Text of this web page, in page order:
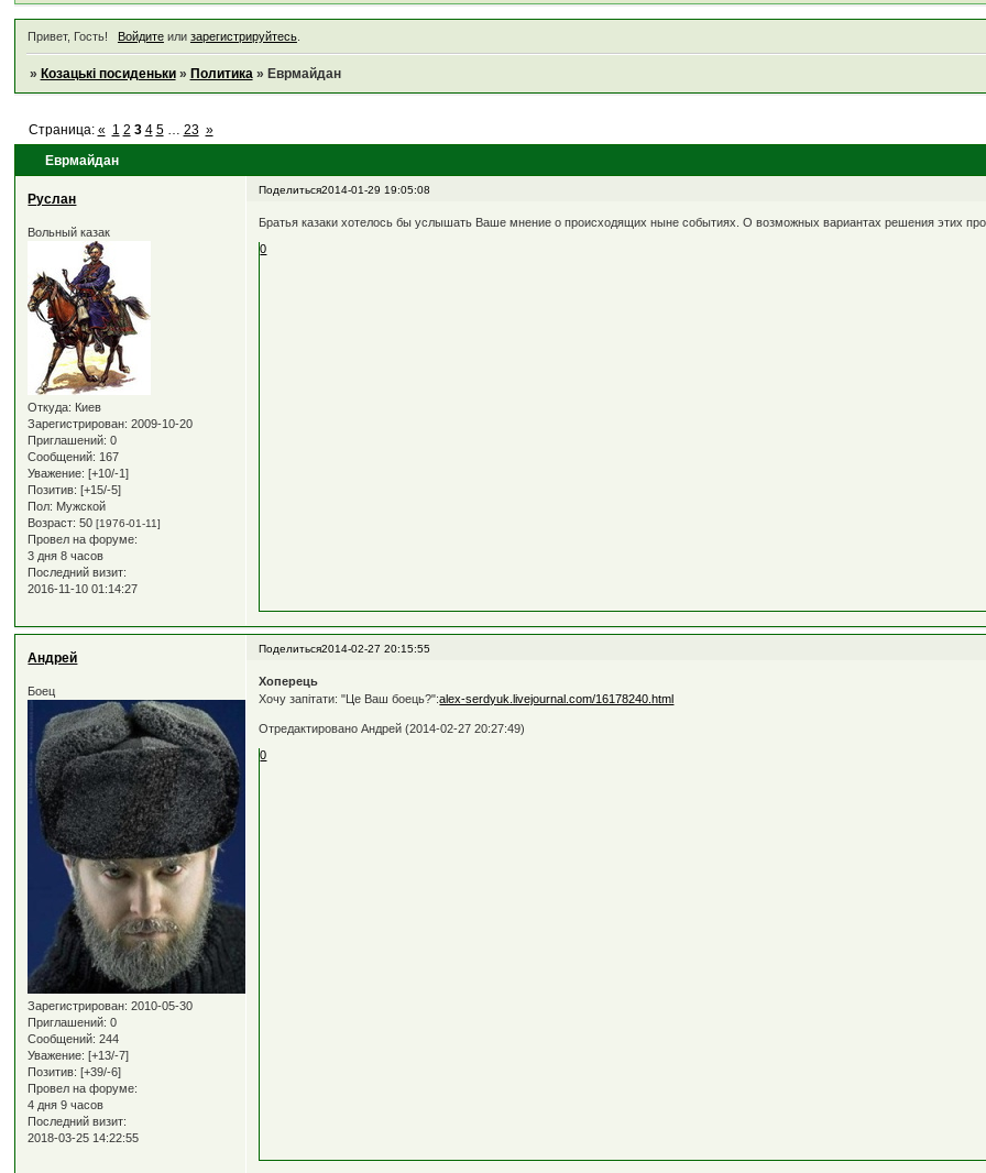
Привет, Гость! Войдитеили зарегистрируйтесь.
» Козацькі посиденьки » Политика » Еврмайдан
Еврмайдан
Страница: « 1 2 3 4 5 23 »
Поделиться2014-01-29 19:05:08
Руслан
Вольный казак
Откуда: Киев
Зарегистрирован: 2009-10-20
Приглашений: 0
Сообщений: 167
Уважение: [+10/-1]
Позитив: [+15/-5]
Пол: Мужской
Возраст: 50[1976-01-11]
Провел на форуме:
3 дня 8 часов
Последний визит:
2016-11-10 01:14:27
Братья казаки хотелось бы услышать Ваше мнение о происходящих ныне событиях. О возможных вариантах решения этих
0
Поделиться2014-02-27 20:15:55
Андрей
Боец
Зарегистрирован: 2010-05-30
Приглашений: 0
Сообщений: 244
Уважение: [+13/-7]
Позитив: [+39/-6]
Провел на форуме:
4 дня 9 часов
Последний визит:
2018-03-25 14:22:55
Хоперець
Хочу запiтати: "Це Ваш боець?":alex-serdyuk.livejournal.com/16178240.html
Отредактировано Андрей (2014-02-27 20:27:49)
0